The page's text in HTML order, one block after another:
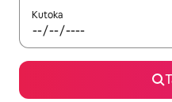
Kutoka